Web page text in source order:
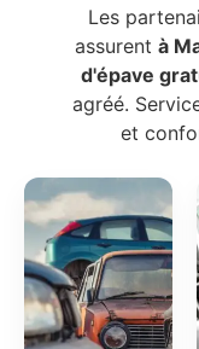
Les
assurentà
d'épave
agréé.
et